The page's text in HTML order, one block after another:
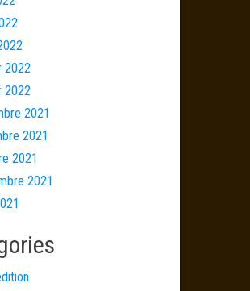
2022
2022
2021
2021
2021
2021